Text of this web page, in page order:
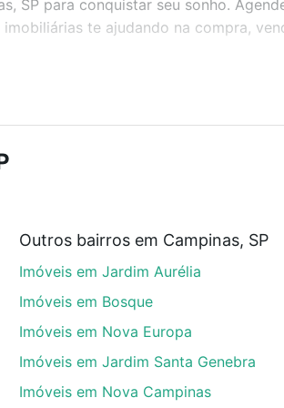
SP para conquistar seu sonho.
te ajudando na compra,
os filtros como quantidade de
salão de festas ou área verde e
SP que custam a partir de R$ 0 e
dos custos envolvidos no processo de
sonhos com segurança e conforto.
Outros bairros em Campinas, SP
Imóveis em Jardim Aurélia
Imóveis em Bosque
Imóveis em Nova Europa
Imóveis em Jardim Santa Genebra
Imóveis em Nova Campinas